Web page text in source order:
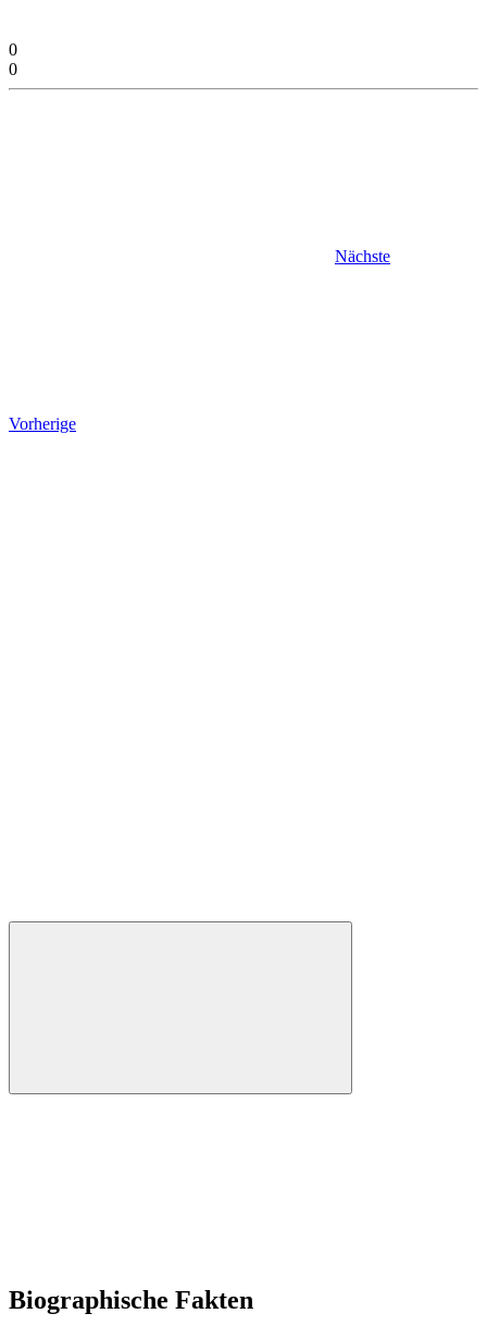
0
0
Nächste
Vorherige
Biographische Fakten